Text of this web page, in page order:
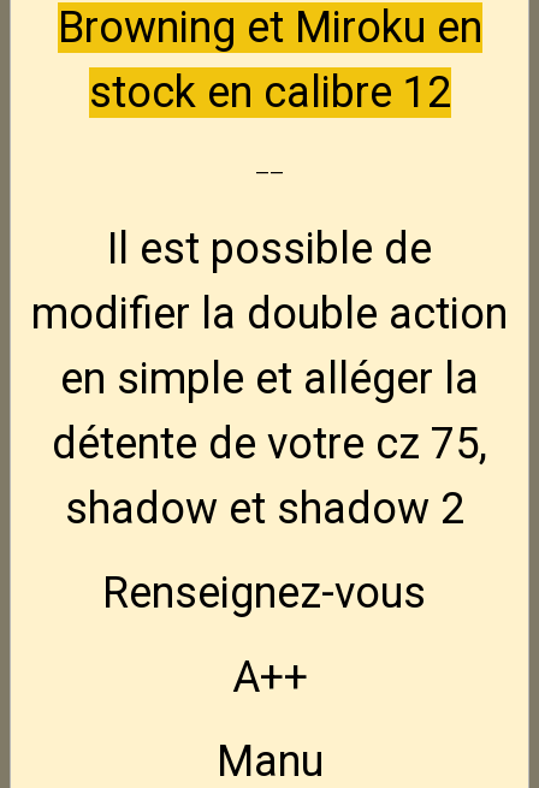
FN Hiper MRD FDE 9x19 Nouveau
TTC
Ruger Harrier 16.1" -- 223 rem
1 075,00€TTC
CZ Tactical Sport 2. Promo
TTC
Browning et Miroku en
stock en calibre 12
--
Il est possible de
modifier la double action
en simple et alléger la
détente de votre cz 75,
shadow et shadow 2
Renseignez-vous
A++
Manu